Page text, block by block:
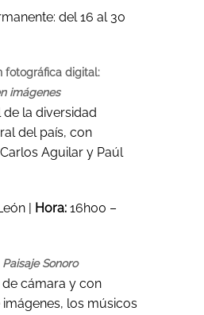
del 16 al 30
fotográfica digital:
imágenes
de la diversidad
del país, con
Aguilar y Paúl
| Hora: 16h00 –
Paisaje Sonoro
cámara y con
los músicos